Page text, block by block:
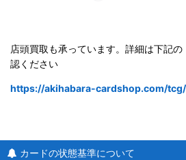
店頭買取も承っています。詳細は下記
認ください
https://akihabara-cardshop.com/
カードの状態基準について